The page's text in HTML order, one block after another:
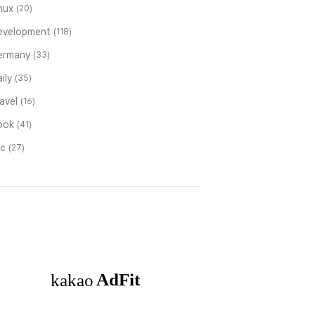
(20)
(118)
(33)
(35)
(16)
(41)
(27)